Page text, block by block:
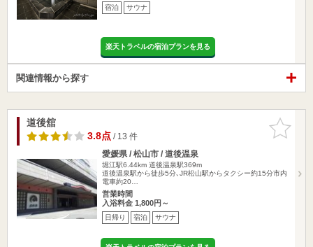
宿泊 サウナ
楽天トラベルの宿泊プランを見る
関連情報から探す
お気に入
りに追加
道後舘
3.8点/ 13 件
愛媛県 / 松山市 / 道後温泉
堀江駅6.44km 道後温泉駅369m
道後温泉駅から徒歩5分､JR松山駅からタクシー約15分市内
電車約20…
営業時間
入浴料金 1,800円～
日帰り 宿泊 サウナ